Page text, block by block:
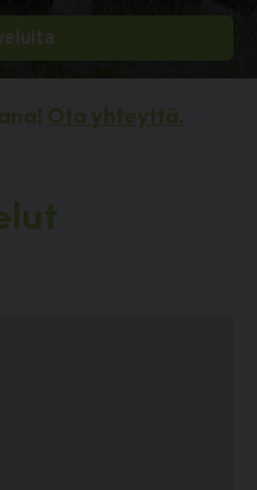
Ota yhteyttä.